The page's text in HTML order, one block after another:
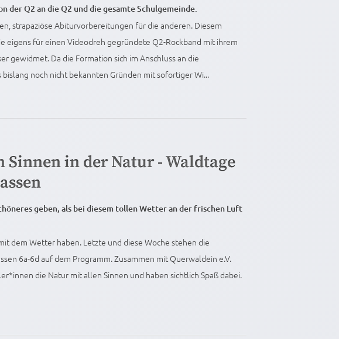
der Q2 an die Q2 und die gesamte Schulgemeinde.
strapaziöse Abiturvorbereitungen für die anderen. Diesem
eigens für einen Videodreh gegründete Q2-Rockband mit ihrem
gewidmet. Da die Formation sich im Anschluss an die
noch nicht bekannten Gründen mit sofortiger Wi...
Sinnen in der Natur - Waldtage
geben, als bei diesem tollen Wetter an der frischen Luft
dem Wetter haben. Letzte und diese Woche stehen die
6a-6d auf dem Programm. Zusammen mit Querwaldein e.V.
die Natur mit allen Sinnen und haben sichtlich Spaß dabei.